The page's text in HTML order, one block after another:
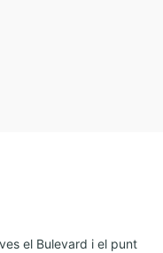
el Bulevard i el punt